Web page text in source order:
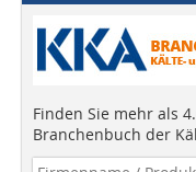
Finden Sie mehr als
Branchenbuch der